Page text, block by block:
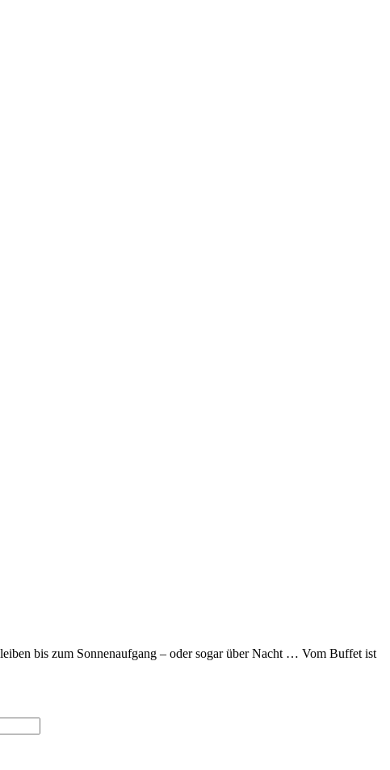
bis zum Sonnenaufgang – oder sogar über Nacht … Vom Buffet ist